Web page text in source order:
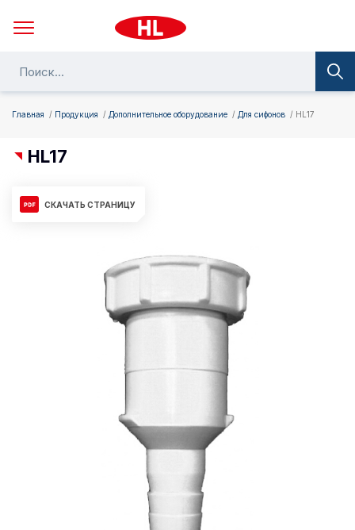
Главная Продукция Дополнительное оборудование Для сифонов HL17
HL17
СКАЧАТЬ СТРАНИЦУ